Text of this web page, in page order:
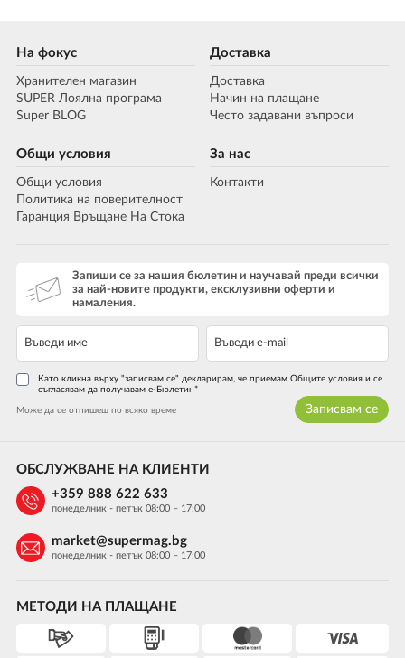
На фокус
Хранителен магазин
SUPER Лоялна програма
Super BLOG
Доставка
Доставка
Начин на плащане
Често задавани въпроси
Общи условия
Общи условия
Политика на поверителност
Гаранция Връщане На Стока
За нас
Контакти
Запиши се за нашия бюлетин и научавай преди всички
за най-новите продукти, ексклузивни оферти и
намаления.
Като кликна върху "записвам се" декларирам, че приемам Общите условия и се
съгласявам да получавам е-Бюлетин*
Може да се отпишеш по всяко време Записвам се
МЕТОДИ НА ПЛАЩАНЕ
ОБСЛУЖВАНЕ НА КЛИЕНТИ
+359 888 622 633
понеделник - петък 08:00 – 17:00
market@supermag.bg
понеделник - петък 08:00 – 17:00